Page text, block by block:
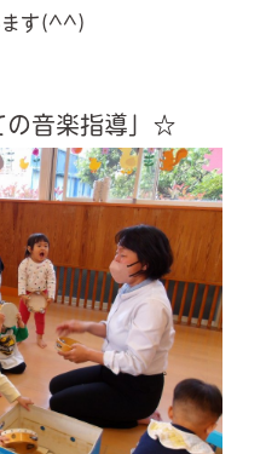
ます(^^)
の音楽指導」☆